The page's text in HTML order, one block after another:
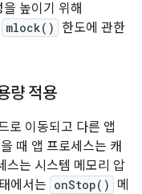
높이기 위해
mlock()
한도에 관한
량 적용
로 이동되고 다른 앱
때 앱 프로세스는 캐
스는 시스템 메모리 압
에서는 onStop()
메